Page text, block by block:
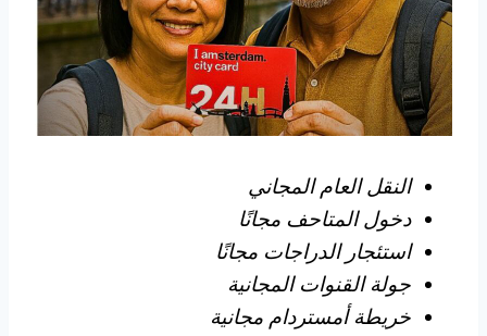
النقل العام المجاني
دخول المتاحف مجانًا
استئجار الدراجات مجانًا
جولة القنوات المجانية
خريطة أمستردام مجانية